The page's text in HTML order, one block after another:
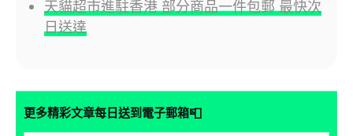
天貓超市進駐香港 部分商品一件包郵 最快次
日送達
更多精彩文章每日送到電子郵箱📮